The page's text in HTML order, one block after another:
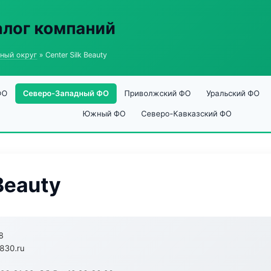
компаний
округ » Center Silk Beauty
Северо-Западный ФО Приволжский ФО Уральский ФО
Южный ФО Северо-Кавказский ФО